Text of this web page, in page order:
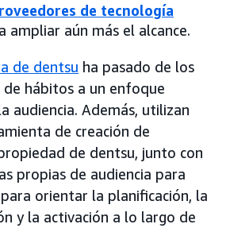
de tecnología
ampliar aún más el alcance.
de dentsu ha pasado de los
de hábitos a un enfoque
audiencia. Además, utilizan
de creación de
de dentsu, junto con
propias de audiencia para
orientar la planificación, la
y la activación a lo largo de